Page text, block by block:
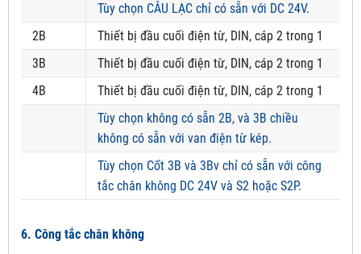
Tùy chọn CÂU LẠC chỉ có sẵn với DC 24V.
2B
Thiết bị đầu cuối điện từ, DIN, cáp 2 trong 1
3B
Thiết bị đầu cuối điện từ, DIN, cáp 2 trong 1
4B
Thiết bị đầu cuối điện từ, DIN, cáp 2 trong 1
Tùy chọn không có sẵn 2B, và 3B chiều
không có sẵn với van điện từ kép.
Tùy chọn Cốt 3B và 3Bv chỉ có sẵn với công
tắc chân không DC 24V và S2 hoặc S2P.
6. Công tắc chân không